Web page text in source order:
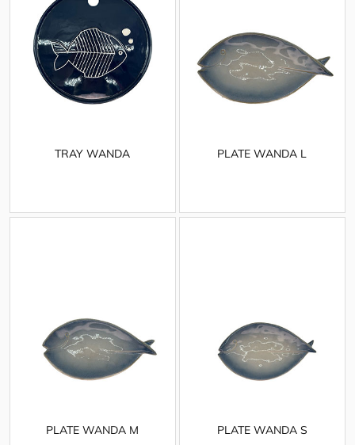
TRAY WANDA PLATE WANDA L
PLATE WANDA M PLATE WANDA S